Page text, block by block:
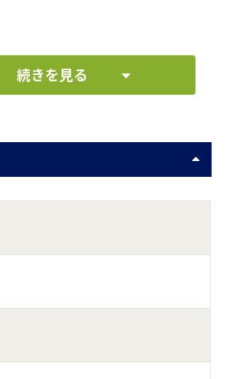
サポートする地域に密着した保険調
関西を中心に約７０店舗の保険調剤
の会社です。在宅治療をはじめ、予防
存在を目指します。
続きを見る